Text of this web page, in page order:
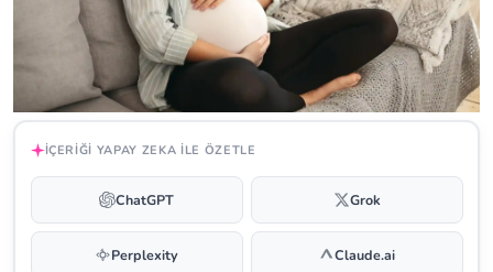
İÇERIĞI YAPAY ZEKA ILE ÖZETLE
ChatGPT Grok
Perplexity Claude.ai